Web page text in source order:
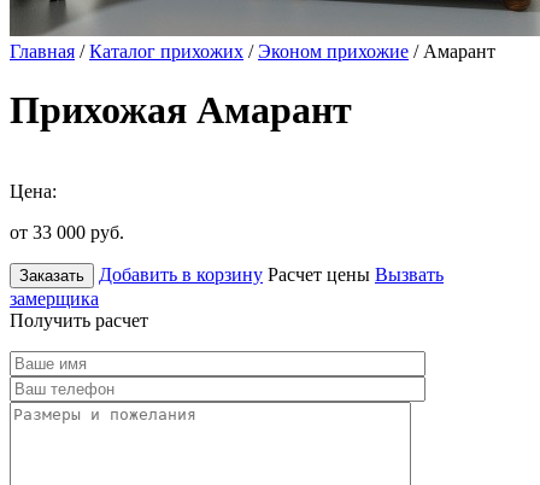
Главная /Каталог прихожих /Эконом прихожие / Амарант
Прихожая Амарант
Цена:
от 33 000 руб.
Заказать Добавить в корзину Расчет цены Вызвать
замерщика
Получить расчет